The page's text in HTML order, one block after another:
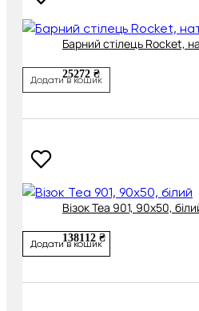
Барний стілець Rocket,
25272 ₴
Додати в кошик
Візок Tea 901, 90х50,
138112 ₴
Додати в кошик